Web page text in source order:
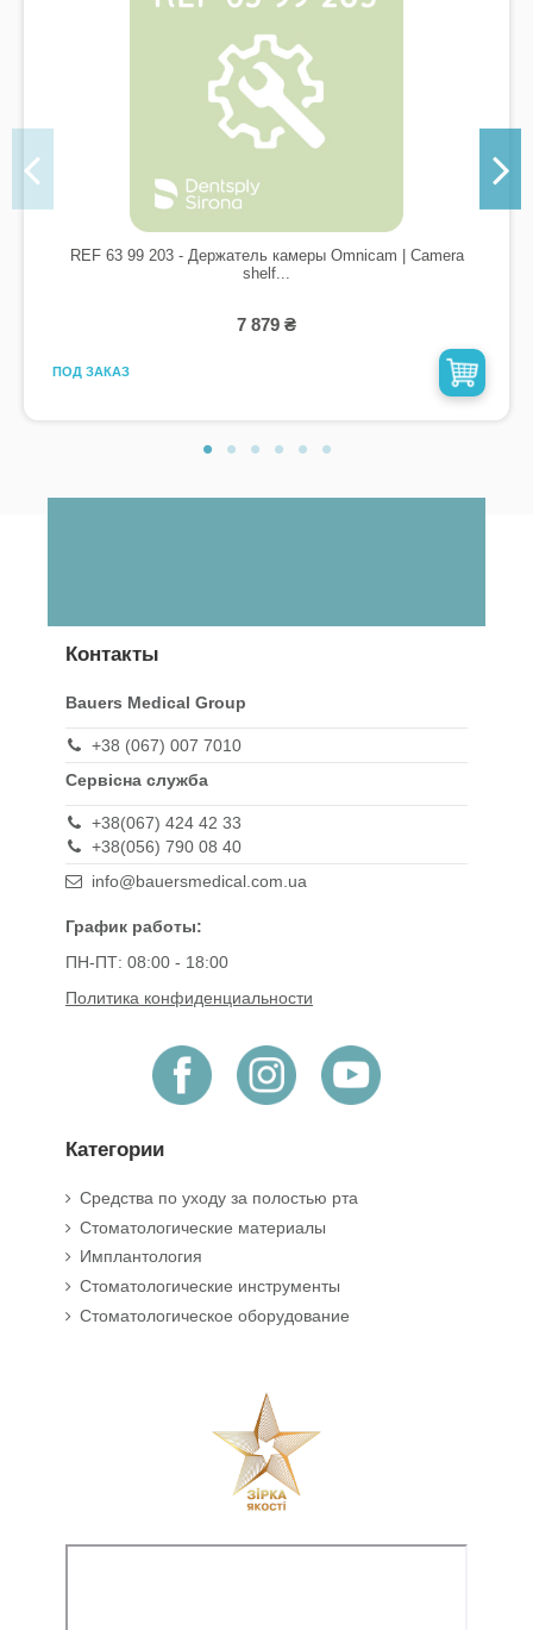
REF 63 99 203 - Держатель камеры Omnicam | Camera
shelf...
7 879 ₴
ПОД ЗАКАЗ
Контакты
Bauers Medical Group
+38 (067) 007 7010
Сервісна служба
+38(067) 424 42 33
+38(056) 790 08 40
info@bauersmedical.com.ua
График работы:
ПН-ПТ: 08:00 - 18:00
Политика конфиденциальности
Категории
Средства по уходу за полостью рта
Стоматологические материалы
Имплантология
Стоматологические инструменты
Стоматологическое оборудование